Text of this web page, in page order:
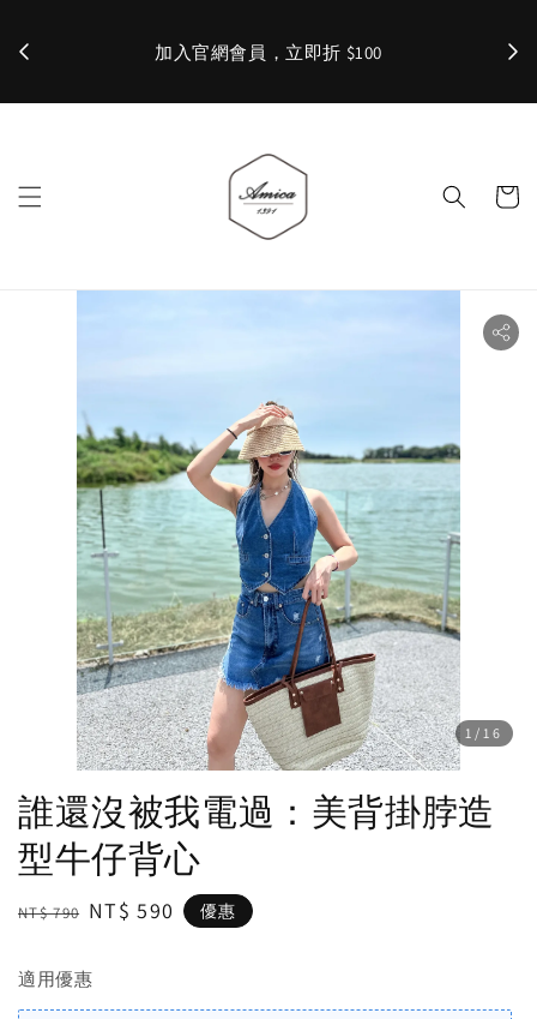
加入官網會員，立即折 $100 ✨
1 /16
誰還沒被我電過：美背掛脖造
型牛仔背心
Regular
NT$ 790 Sale
NT$ 590 優惠
適用優惠